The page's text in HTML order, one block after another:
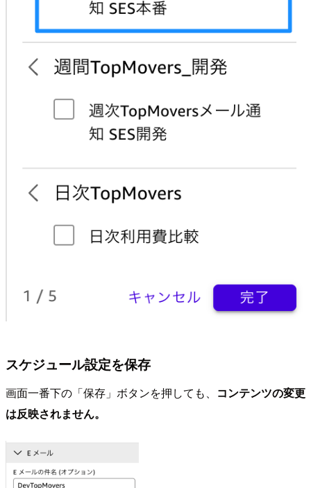
スケジュール設定を保存
画面一番下の「保存」ボタンを押しても、 コンテンツの変更
は反映されません。